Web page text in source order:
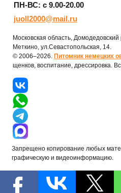
ПН-ВС: с 9.00-20.00
juoll2000@mail.ru
Московская область,
Меткино, ул.Севастопольская, 14.
© 2006–2026. Питомник немецких
щенков, воспитание, дрессировка.
Запрещено копирование любых
графическую и видеоинформацию.